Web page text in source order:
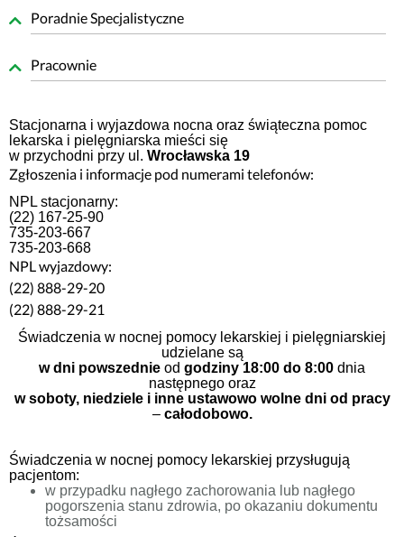
Poradnie Specjalistyczne
Pracownie
Stacjonarna i wyjazdowa nocna oraz świąteczna pomoc
lekarska i pielęgniarska mieści się
w przychodni przy ul. Wrocławska 19
Zgłoszenia i informacje pod numerami telefonów:
NPL stacjonarny:
(22) 167-25-90
735-203-667
735-203-668
NPL wyjazdowy:
(22) 888-29-20
(22) 888-29-21
Świadczenia w nocnej pomocy lekarskiej i pielęgniarskiej
udzielane są
w dni powszednie od godziny 18:00 do 8:00 dnia
następnego oraz
w soboty, niedziele i inne ustawowo wolne dni od pracy
– całodobowo.
Świadczenia w nocnej pomocy lekarskiej przysługują
pacjentom:
w przypadku nagłego zachorowania lub nagłego
pogorszenia stanu zdrowia, po okazaniu dokumentu
tożsamości